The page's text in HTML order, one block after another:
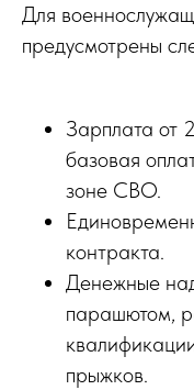
Для
предусмотрены
Зарплата от
базовая
зоне СВО.
контракта.
Денежные
парашютом,
прыжков.